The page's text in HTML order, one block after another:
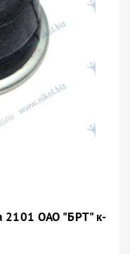
2101 ОАО "БРТ" к-